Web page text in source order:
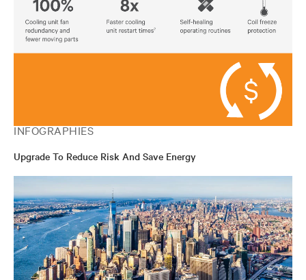
INFOGRAPHIES
Upgrade To Reduce Risk And Save Energy